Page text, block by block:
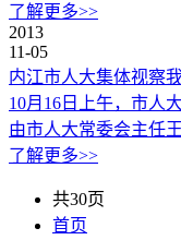
了解更多>>
2013
11-05
内江市人大集体视察
10月16日上午，市人
由市人大常委会主任
了解更多>>
共30页
首页